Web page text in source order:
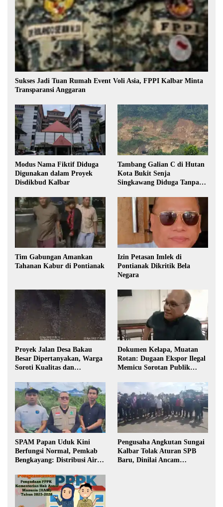
Sukses Jadi Tuan Rumah Event Voli Asia, FPPI Kalbar Minta
Transparansi Anggaran
Modus Nama Fiktif Diduga
Digunakan dalam Proyek
Disdikbud Kalbar
Tambang Galian C di Hutan
Kota Bukit Senja
Singkawang Diduga Tanpa
Tim Gabungan Amankan
Tahanan Kabur di Pontianak
Izin Petasan Imlek di
Pontianak Dikritik Bela
Negara
Proyek Jalan Desa Bakau
Besar Dipertanyakan, Warga
Soroti Kualitas dan
Pembangunan
Dokumen Kelapa, Muatan
Rotan: Dugaan Ekspor Ilegal
Memicu Sorotan Publik
SPAM Papan Uduk Kini
Berfungsi Normal, Pemkab
Bengkayang: Distribusi Air
Warga
Pengusaha Angkutan Sungai
Kalbar Tolak Aturan SPB
Baru, Dinilai Ancam